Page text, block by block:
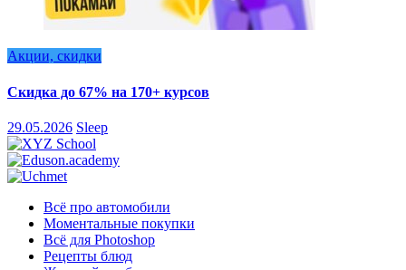
Акции, скидки
Скидка до 67% на 170+ курсов
29.05.2026 Sleep
Всё про автомобили
Моментальные покупки
Всё для Photoshop
Рецепты блюд